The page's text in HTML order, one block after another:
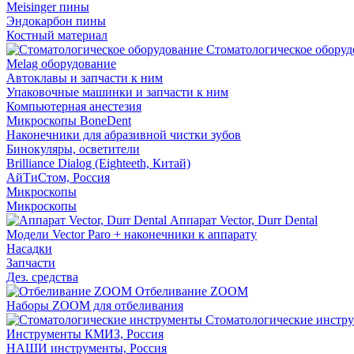
Meisinger пины
Эндокарбон пины
Костный материал
Стоматологическое
Melag оборудование
Автоклавы и запчасти к ним
Упаковочные машинки и запчасти к ним
Компьютерная анестезия
Микроскопы BoneDent
Наконечники для абразивной чистки зубов
Бинокуляры, осветители
Brilliance Dialog (Eighteeth, Китай)
АйТиСтом, Россия
Микроскопы
Микроскопы
Аппарат Vector, Durr Dental
Модели Vector Paro + наконечники к аппарату
Насадки
Запчасти
Дез. средства
Отбеливание ZOOM
Наборы ZOOM для отбеливания
Стоматологические
Инструменты КМИЗ, Россия
НАШИ инструменты, Россия